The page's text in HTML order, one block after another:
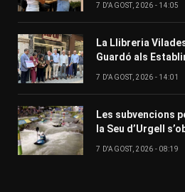
7 D'AGOST, 2026 - 14:05
La Llibreria
Guardó als
7 D'AGOST, 2026 - 14:01
Les subvencions
la Seu d’Urgell
7 D'AGOST, 2026 - 08:19